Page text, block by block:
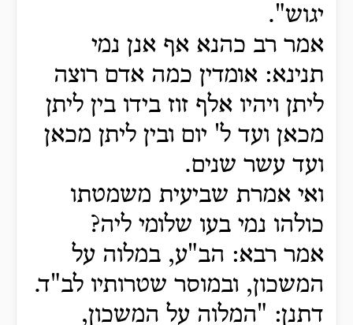
יגוש".
אמר רב כהנא אף אנן נמי
תנינא: אומדין כמה אדם רוצה
ליתן ויהיו אלף זוז בידו בין ליתן
מכאן ועד ל' יום ובין ליתן מכאן
ועד עשר שנים.
ואי אמרת שביעית משמטתו
כולהו נמי בעו שלומי ליה?
אמר רבא: הב"ע, במלוה על
המשכון, ובמוסר שטרותיו לב"ד.
דתנן: "המלוה על המשכון,